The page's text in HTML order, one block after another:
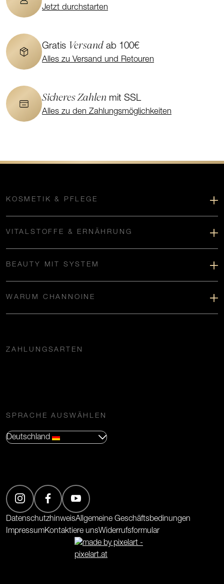
Jetzt durchstarten
Gratis Versand ab 100€
Alles zu Versand und Retouren
Sicheres Zahlen mit SSL
Alles zu den Zahlungsmöglichkeiten
KOSMETIK & PFLEGE
VITALSTOFFE & ERNÄHRUNG
BEAUTY MIT SYSTEM
WARUM CHANNOINE
ZAHLUNGSARTEN
SPRACHE AUSWÄHLEN
Deutschland
DatenschutzhinweisAllgemeine Geschäftsbedinungen
ImpressumKontaktiere unsWiderrufsformular
(Öffnet in neuem Tab)
(Öffnet in neuem Tab)
(Öffnet in neuem Tab)